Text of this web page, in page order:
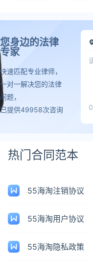
您身边的法律
专家
快速匹配专业律师，
一对一解决您的法律
问题，
已提供49958次咨询
0
热门合同范本
55海淘注销协议
55海淘用户协议
55海淘隐私政策